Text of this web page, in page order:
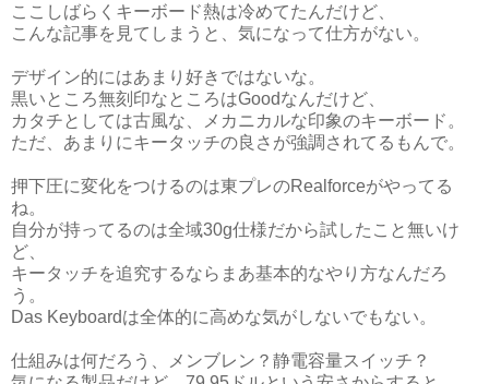
ここしばらくキーボード熱は冷めてたんだけど、
こんな記事を見てしまうと、気になって仕方がない。
デザイン的にはあまり好きではないな。
黒いところ無刻印なところはGoodなんだけど、
カタチとしては古風な、メカニカルな印象のキーボード。
ただ、あまりにキータッチの良さが強調されてるもんで。
押下圧に変化をつけるのは東プレのRealforceがやってる
ね。
自分が持ってるのは全域30g仕様だから試したこと無いけ
ど、
キータッチを追究するならまあ基本的なやり方なんだろ
う。
Das Keyboardは全体的に高めな気がしないでもない。
仕組みは何だろう、メンブレン？静電容量スイッチ？